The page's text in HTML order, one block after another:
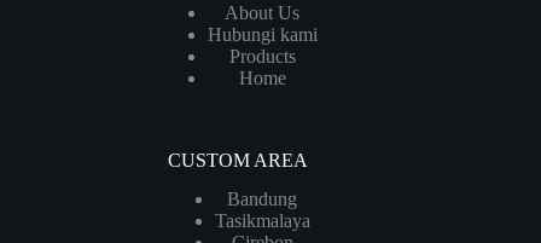
About Us
Hubungi kami
Products
Home
CUSTOM AREA
Bandung
Tasikmalaya